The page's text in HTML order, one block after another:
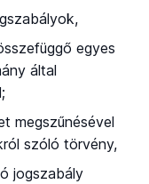
egyes
által
megszűnésével
szóló törvény,
jogszabály